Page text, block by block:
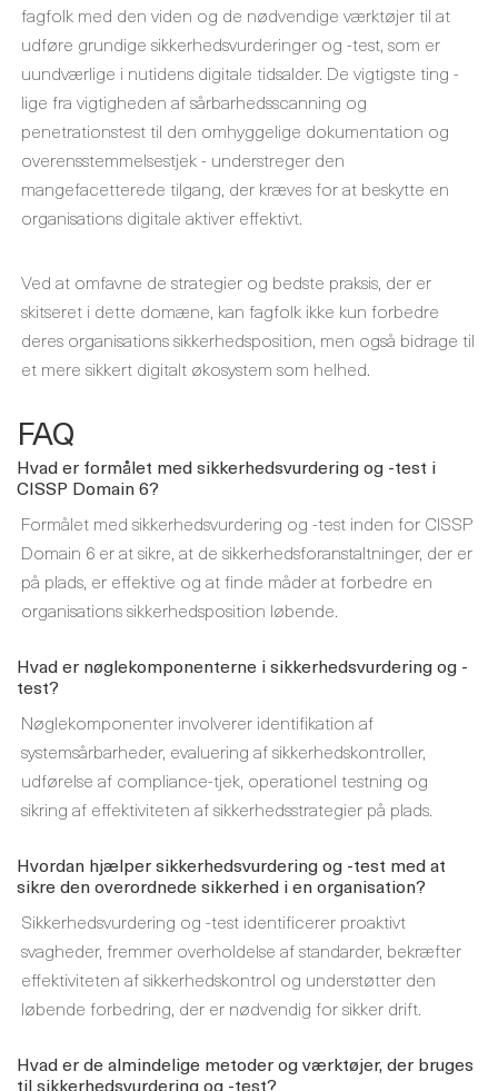
fagfolk med den viden og de nødvendige værktøjer til at
udføre grundige sikkerhedsvurderinger og -test, som er
uundværlige i nutidens digitale tidsalder. De vigtigste ting -
lige fra vigtigheden af ​​sårbarhedsscanning og
penetrationstest til den omhyggelige dokumentation og
overensstemmelsestjek - understreger den
mangefacetterede tilgang, der kræves for at beskytte en
organisations digitale aktiver effektivt.
Ved at omfavne de strategier og bedste praksis, der er
skitseret i dette domæne, kan fagfolk ikke kun forbedre
deres organisations sikkerhedsposition, men også bidrage til
et mere sikkert digitalt økosystem som helhed.
FAQ
Hvad er formålet med sikkerhedsvurdering og -test i
CISSP Domain 6?
Formålet med sikkerhedsvurdering og -test inden for CISSP
Domain 6 er at sikre, at de sikkerhedsforanstaltninger, der er
på plads, er effektive og at finde måder at forbedre en
organisations sikkerhedsposition løbende.
Hvad er nøglekomponenterne i sikkerhedsvurdering og -
test?
Nøglekomponenter involverer identifikation af
systemsårbarheder, evaluering af sikkerhedskontroller,
udførelse af compliance-tjek, operationel testning og
sikring af effektiviteten af ​​sikkerhedsstrategier på plads.
Hvordan hjælper sikkerhedsvurdering og -test med at
sikre den overordnede sikkerhed i en organisation?
Sikkerhedsvurdering og -test identificerer proaktivt
svagheder, fremmer overholdelse af standarder, bekræfter
effektiviteten af ​​sikkerhedskontrol og understøtter den
løbende forbedring, der er nødvendig for sikker drift.
Hvad er de almindelige metoder og værktøjer, der bruges
til sikkerhedsvurdering og -test?